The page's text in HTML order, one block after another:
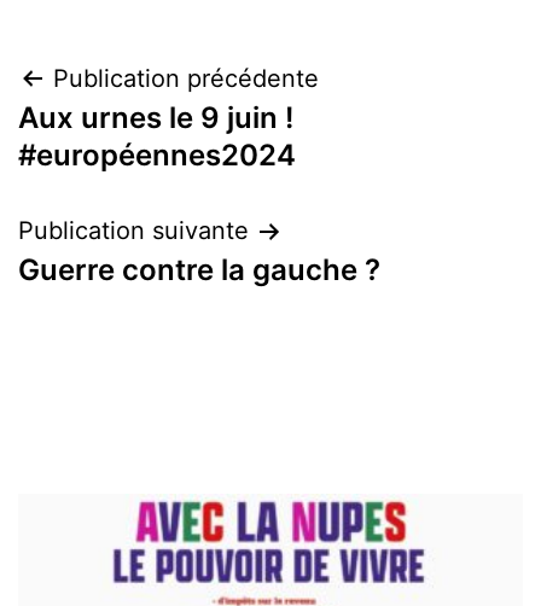
Navigation
de
Publication précédente
Aux urnes le 9 juin !
#européennes2024
Publication suivante
Guerre contre la gauche ?